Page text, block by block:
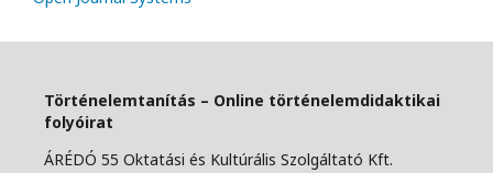
Történelemtanítás – Online történelemdidaktikai
folyóirat
ÁRÉDÓ 55 Oktatási és Kultúrális Szolgáltató Kft.